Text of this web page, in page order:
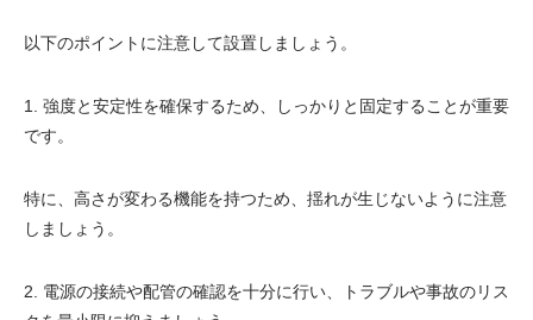
以下のポイントに注意して設置しましょう。
1. 強度と安定性を確保するため、しっかりと固定することが重要
です。
特に、高さが変わる機能を持つため、揺れが生じないように注意
しましょう。
2. 電源の接続や配管の確認を十分に行い、トラブルや事故のリス